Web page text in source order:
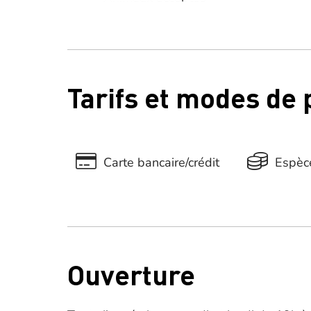
Tarifs et modes de
Carte bancaire/crédit
Ouverture